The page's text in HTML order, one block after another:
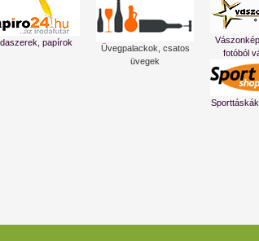
papírok
Üvegpalackok, csatos
üvegek
fotóból